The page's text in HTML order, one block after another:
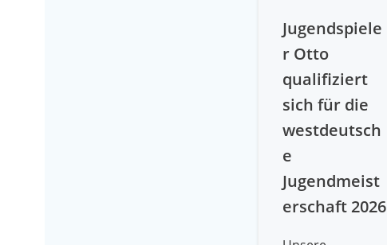
Jugendspiele
r Otto
qualifiziert
sich für die
westdeutsch
e
Jugendmeist
erschaft 2026